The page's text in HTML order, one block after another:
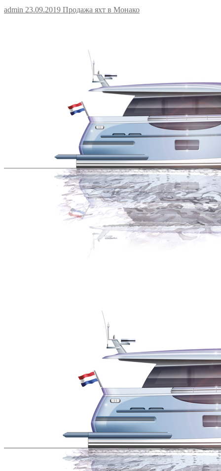
admin 23.09.2019 Продажа яхт в Монако